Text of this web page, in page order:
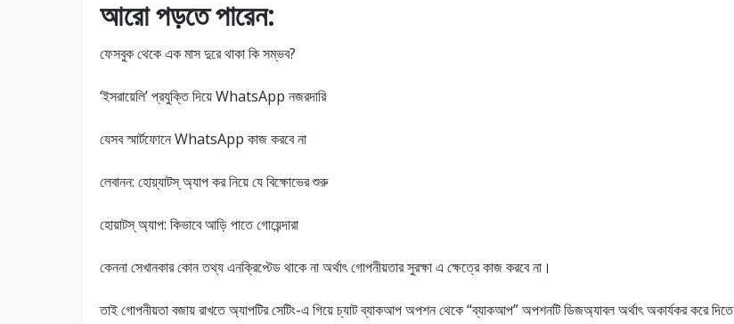
আরো পড়তে পারেন:
ফেসবুক থেকে এক মাস দুরে থাকা কি সম্ভব?
‘ইসরায়েলি’ প্রযুক্তি দিয়ে WhatsApp নজরদারি
যেসব স্মার্টফোনে WhatsApp কাজ করবে না
লেবানন: হোয়্যাটস্ অ্যাপ কর নিয়ে যে বিক্ষোভের শুরু
হোয়াটস্ অ্যাপ: কিভাবে আড়ি পাতে গোয়েন্দারা
কেননা সেখানকার কোন তথ্য এনক্রিপ্টেড থাকে না অর্থাৎ গোপনীয়তার সুরক্ষা এ ক্ষেত্রে কাজ করবে না।
তাই গোপনীয়তা বজায় রাখতে অ্যাপটির সেটিং-এ গিয়ে চ্যাট ব্যাকআপ অপশন থেকে “ব্যাকআপ” অপশনটি ডিজঅ্যাবল অর্থাৎ অকার্যকর করে দিতে